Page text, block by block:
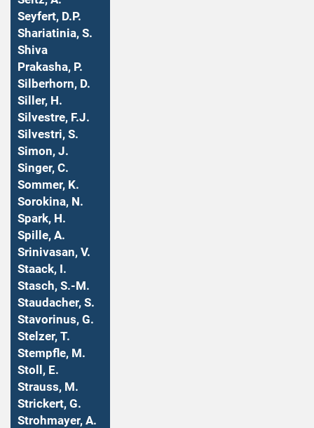
Seyfert, D.P.
Shariatinia, S.
Shiva
Prakasha, P.
Silberhorn, D.
Siller, H.
Silvestre, F.J.
Silvestri, S.
Simon, J.
Singer, C.
Sommer, K.
Sorokina, N.
Spark, H.
Spille, A.
Srinivasan, V.
Staack, I.
Stasch, S.-M.
Staudacher, S.
Stavorinus, G.
Stelzer, T.
Stempfle, M.
Stoll, E.
Strauss, M.
Strickert, G.
Strohmayer, A.